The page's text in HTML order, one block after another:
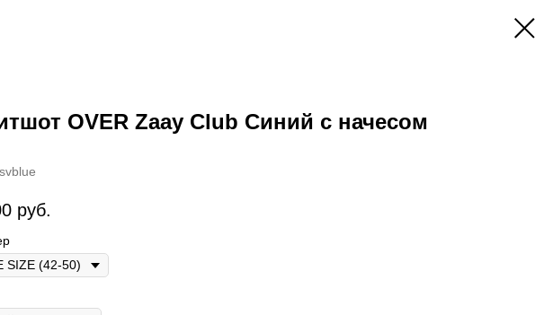
OVER Zaay Club Синий с начесом
svblue
руб.